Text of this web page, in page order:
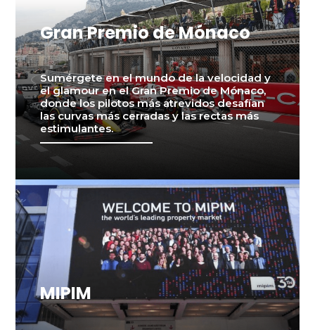
Gran Premio de Mónaco
Sumérgete en el mundo de la velocidad y
el glamour en el Gran Premio de Mónaco,
donde los pilotos más atrevidos desafían
las curvas más cerradas y las rectas más
estimulantes.
MIPIM